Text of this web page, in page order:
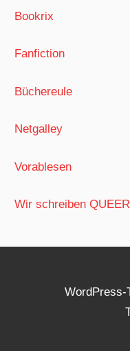
Bookrix
Fanfiction
Büchereule
Netgalley
Vorablesen
Wir schreiben QUEER
WordPress-